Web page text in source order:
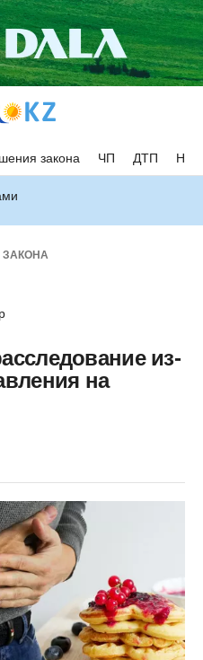
закона ЧП ДТП
из-
на